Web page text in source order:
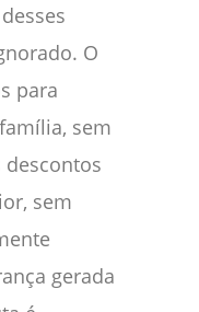
O
para
sem
sem
gerada